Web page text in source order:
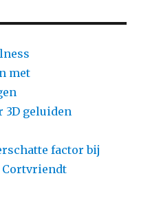
met
3D geluiden
factor bij